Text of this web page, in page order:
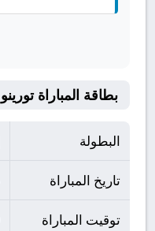
بطاقة المباراة تورينو Vs بيسا
البطولة
تاريخ المباراة
توقيت المباراة